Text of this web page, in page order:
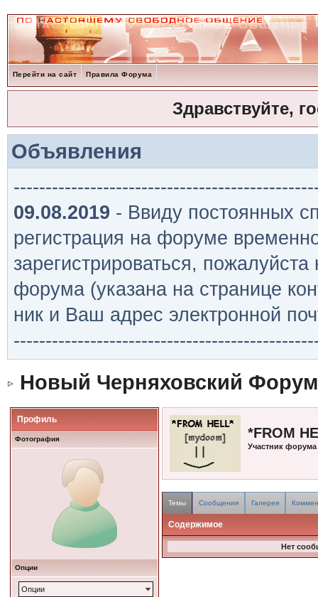
Перейти на сайт Правила Форума
Здравствуйте,
Объявления
09.08.2019 - Ввиду постоянных
регистрация на форуме
зарегистрироваться,
форума (указана на странице
ник и Ваш адрес электронной
Новый Черняховский Форум
Профиль
Фотография
Опции
Опции
*FROM
Участник форума
Темы Сообщения Галерея
Содержимое
Нет